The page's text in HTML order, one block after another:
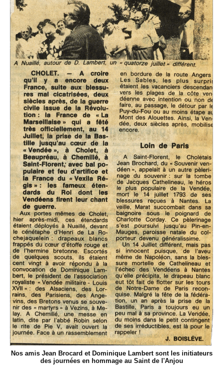
Nos amis Jean Brocard et Dominique Lambert sont les initiateurs
des journées en hommage au Saint de l'Anjou